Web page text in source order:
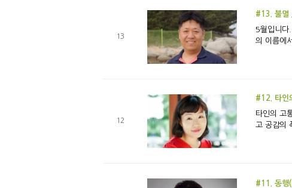
13
#13. 불멸
5월입니다
의 이름에
12
#12. 타인
타인의 고
고 공감의
#11. 동행